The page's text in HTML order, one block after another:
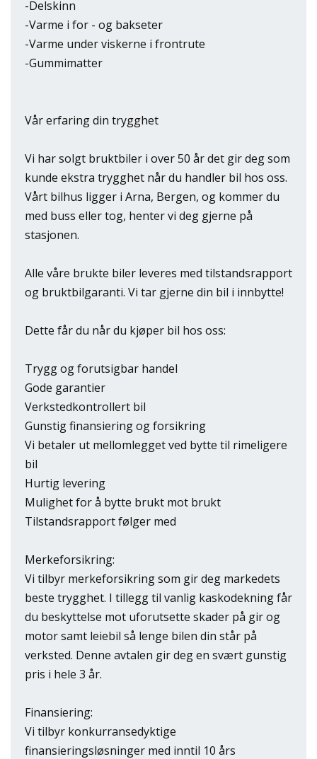
-Delskinn
-Varme i for - og bakseter
-Varme under viskerne i frontrute
-Gummimatter
Vår erfaring din trygghet
Vi har solgt bruktbiler i over 50 år det gir deg som
kunde ekstra trygghet når du handler bil hos oss.
Vårt bilhus ligger i Arna, Bergen, og kommer du
med buss eller tog, henter vi deg gjerne på
stasjonen.
Alle våre brukte biler leveres med tilstandsrapport
og bruktbilgaranti. Vi tar gjerne din bil i innbytte!
Dette får du når du kjøper bil hos oss:
Trygg og forutsigbar handel
Gode garantier
Verkstedkontrollert bil
Gunstig finansiering og forsikring
Vi betaler ut mellomlegget ved bytte til rimeligere
bil
Hurtig levering
Mulighet for å bytte brukt mot brukt
Tilstandsrapport følger med
Merkeforsikring:
Vi tilbyr merkeforsikring som gir deg markedets
beste trygghet. I tillegg til vanlig kaskodekning får
du beskyttelse mot uforutsette skader på gir og
motor samt leiebil så lenge bilen din står på
verksted. Denne avtalen gir deg en svært gunstig
pris i hele 3 år.
Finansiering:
Vi tilbyr konkurransedyktige
finansieringsløsninger med inntil 10 års